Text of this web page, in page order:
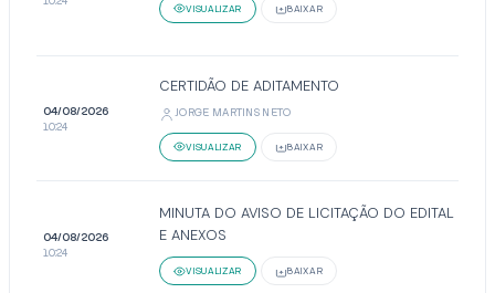
VISUALIZAR BAIXAR
04/08/2026
10:24
CERTIDÃO DE ADITAMENTO
JORGE MARTINS NETO
VISUALIZAR BAIXAR
04/08/2026
10:24
MINUTA DO AVISO DE LICITAÇÃO DO EDITAL
E ANEXOS
VISUALIZAR BAIXAR